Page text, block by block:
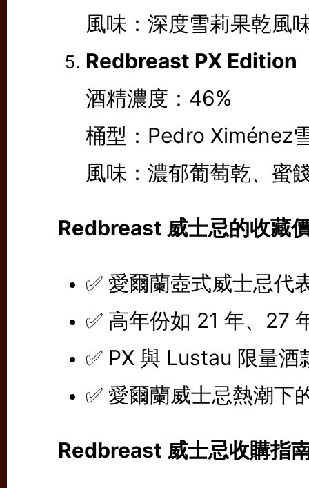
風味：深度雪莉果乾風
Redbreast PX Edition
酒精濃度：46%
桶型：Pedro Ximénez
風味：濃郁葡萄乾、蜜
Redbreast 威士忌的收藏
✅ 愛爾蘭壺式威士忌代
✅ 高年份如 21 年、27
✅ PX 與 Lustau 限量
✅ 愛爾蘭威士忌熱潮下
Redbreast 威士忌收購指